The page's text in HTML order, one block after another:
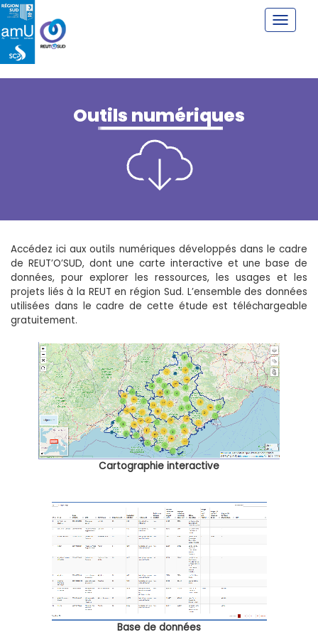
Outils numériques
Accédez ici aux outils numériques développés dans le cadre
de REUT’O’SUD, dont une carte interactive et une base de
données, pour explorer les ressources, les usages et les
projets liés à la REUT en région Sud. L’ensemble des données
utilisées dans le cadre de cette étude est téléchargeable
gratuitement.
Cartographie interactive
Base de données